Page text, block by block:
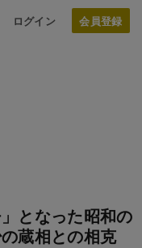
ログイン
となった昭和の
蔵相との相克